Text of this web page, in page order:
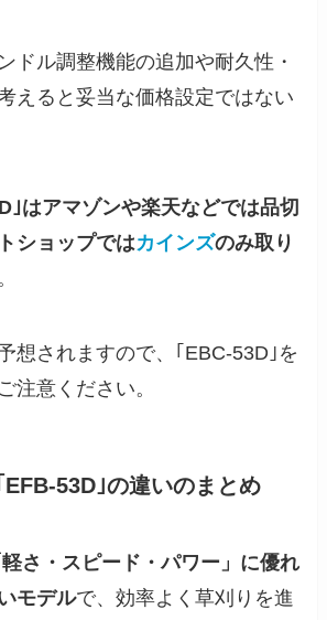
ドル調整機能の追加や耐久性・
えると妥当な価格設定ではない
｣はアマゾンや楽天などでは品切
ショップではカインズのみ取り
想されますので、｢EBC-53D｣を
注意ください。
EFB-53D｣の違いのまとめ
さ・スピード・パワー」に優れ
モデルで、効率よく草刈りを進